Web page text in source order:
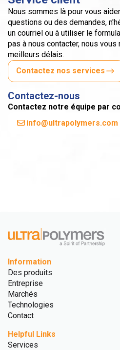
Nous sommes là pour vous
questions ou des demandes,
un courriel ou à utiliser le
pas à nous contacter, nous
meilleurs délais.
Contactez nos services
Contactez-nous
Contactez notre équipe par
info@ultrapolymers.com
Information
Des produits
Entreprise
Marchés
Technologies
Contact
Helpful Links
Services